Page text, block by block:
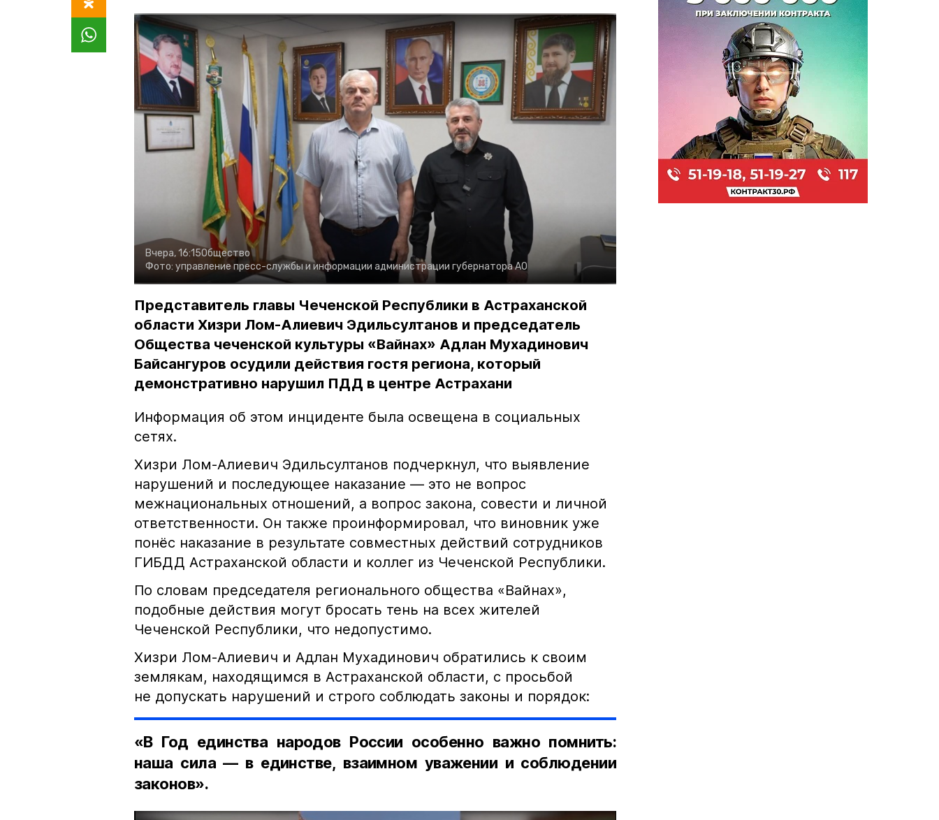
Вчера, 16:15Общество
Фото: управление пресс-службы и информации администрации губернатора АО
Представитель главы Чеченской Республики в Астраханской
области Хизри Лом-Алиевич Эдильсултанов и председатель
Общества чеченской культуры «Вайнах» Адлан Мухадинович
Байсангуров осудили действия гостя региона, который
демонстративно нарушил ПДД в центре Астрахани
Информация об этом инциденте была освещена в социальных
сетях.
Хизри Лом-Алиевич Эдильсултанов подчеркнул, что выявление
нарушений и последующее наказание — это не вопрос
межнациональных отношений, а вопрос закона, совести и личной
ответственности. Он также проинформировал, что виновник уже
понёс наказание в результате совместных действий сотрудников
ГИБДД Астраханской области и коллег из Чеченской Республики.
По словам председателя регионального общества «Вайнах»,
подобные действия могут бросать тень на всех жителей
Чеченской Республики, что недопустимо.
Хизри Лом-Алиевич и Адлан Мухадинович обратились к своим
землякам, находящимся в Астраханской области, с просьбой
не допускать нарушений и строго соблюдать законы и порядок:
«В Год единства народов России особенно важно помнить:
наша сила — в единстве, взаимном уважении и соблюдении
законов».